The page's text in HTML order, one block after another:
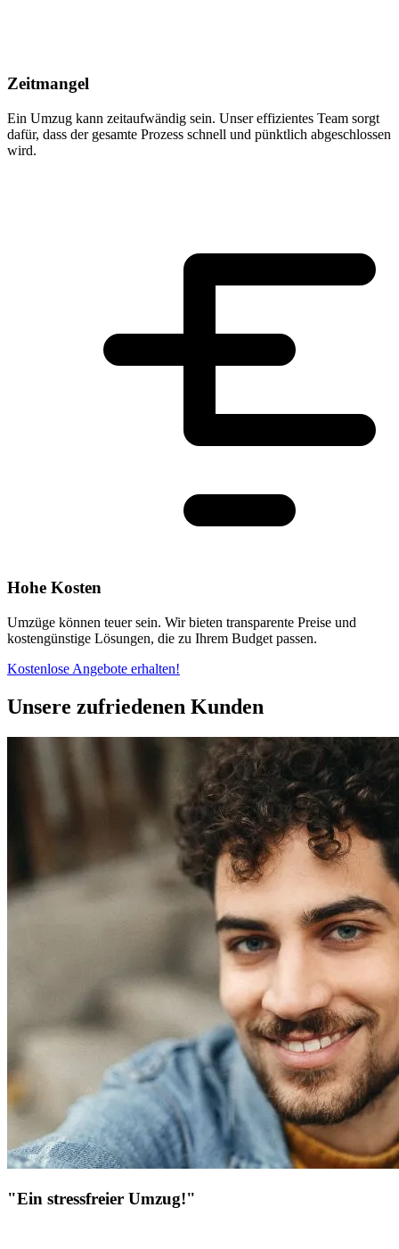
Zeitmangel
Ein Umzug kann zeitaufwändig sein. Unser effizientes Team sorgt
dafür, dass der gesamte Prozess schnell und pünktlich abgeschlossen
wird.
Hohe Kosten
Umzüge können teuer sein. Wir bieten transparente Preise und
kostengünstige Lösungen, die zu Ihrem Budget passen.
Kostenlose Angebote erhalten!
Unsere zufriedenen Kunden
"Ein stressfreier Umzug!"